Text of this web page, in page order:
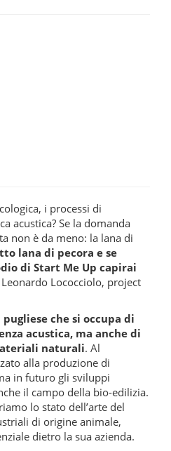
i processi di
acustica? Se la domanda
non è da meno: la lana di
lana di pecora e se
di Start Me Up capirai
Lococciolo, project
che si occupa di
acustica, ma anche di
naturali. Al
alla produzione di
in futuro gli sviluppi
il campo della bio-edilizia.
lo stato dell’arte del
di origine animale,
dietro la sua azienda.